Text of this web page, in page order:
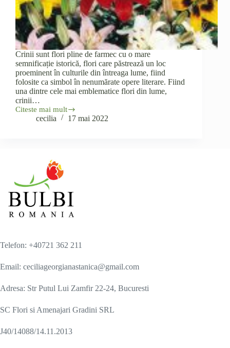
Crinii sunt flori pline de farmec cu o mare
semnificație istorică, flori care păstrează un loc
proeminent în culturile din întreaga lume, fiind
folosite ca simbol în nenumărate opere literare. Fiind
una dintre cele mai emblematice flori din lume,
crinii…
Citeste mai mult
Tot
cecilia 17 mai 2022
Telefon: +40721 362 211
Email: ceciliageorgianastanica@gmail.com
Adresa: Str Putul Lui Zamfir 22-24, Bucuresti
SC Flori si Amenajari Gradini SRL
J40/14088/14.11.2013